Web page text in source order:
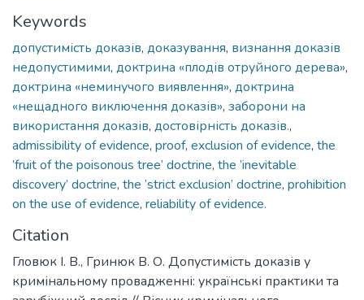
Keywords
допустимість доказів, доказування, визнання доказів
недопустимими, доктрина «плодів отруйного дерева»,
доктрина «неминучого виявлення», доктрина
«нещадного виключення доказів», заборони на
використання доказів, достовірність доказів.,
admissibility of evidence, proof, exclusion of evidence, the
’fruit of the poisonous tree’ doctrine, the ’inevitable
discovery’ doctrine, the ’strict exclusion’ doctrine, prohibition
on the use of evidence, reliability of evidence.
Citation
Гловюк І. В., Гринюк В. О. Допустимість доказів у
кримінальному провадженні: українські практики та